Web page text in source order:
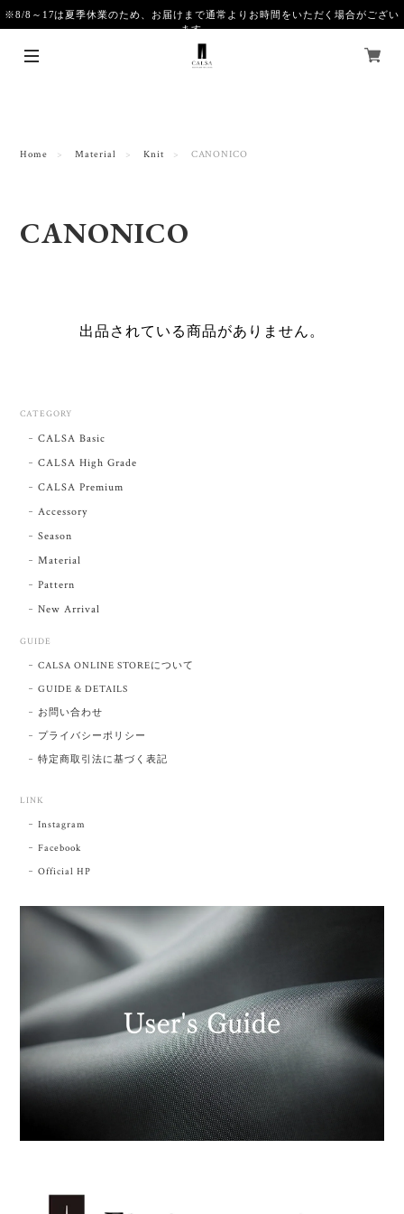
※8/8～17は夏季休業のため、お届けまで通常よりお時間をいただく場合がござい
ます。
Home Material Knit CANONICO
CANONICO
出品されている商品がありません。
CATEGORY
CALSA Basic
CALSA High Grade
CALSA Premium
Accessory
Season
Material
Pattern
New Arrival
GUIDE
CALSA ONLINE STOREについて
GUIDE & DETAILS
お問い合わせ
プライバシーポリシー
特定商取引法に基づく表記
LINK
Instagram
Facebook
Official HP